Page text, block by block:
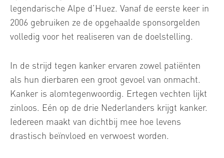
legendarische Alpe d’Huez. Vanaf de eerste keer in
2006 gebruiken ze de opgehaalde sponsorgelden
volledig voor het realiseren van de doelstelling.
In de strijd tegen kanker ervaren zowel patiënten
als hun dierbaren een groot gevoel van onmacht.
Kanker is alomtegenwoordig. Ertegen vechten lijkt
zinloos. Eén op de drie Nederlanders krijgt kanker.
Iedereen maakt van dichtbij mee hoe levens
drastisch beïnvloed en verwoest worden.